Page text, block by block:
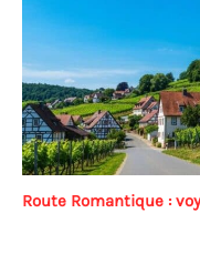
Route Romantique :